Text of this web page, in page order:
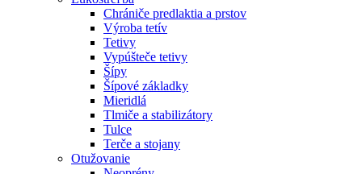
Chrániče predlaktia a prstov
Výroba tetív
Tetivy
Vypúšteče tetivy
Šípy
Šípové základky
Mieridlá
Tlmiče a stabilizátory
Tulce
Terče a stojany
Otužovanie